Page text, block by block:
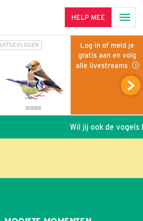
HELP MEE
UITGEVLOGEN
VIJVER
Log in of meld je
gratis aan en volg
alle livestreams
Wil jij ook de vogels